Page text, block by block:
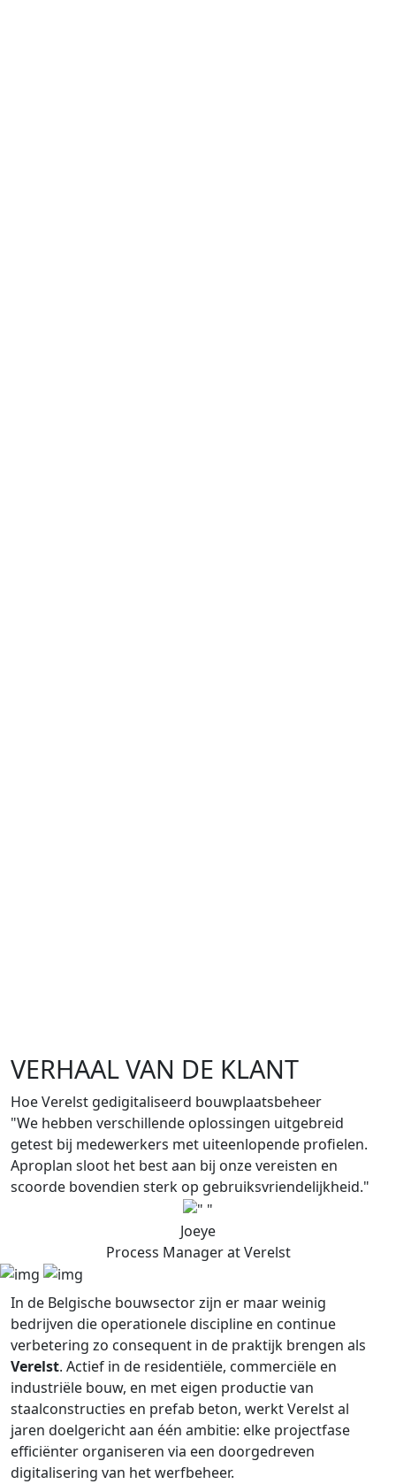
VERHAAL VAN DE KLANT
Hoe Verelst gedigitaliseerd bouwplaatsbeheer
"We hebben verschillende oplossingen uitgebreid
getest bij medewerkers met uiteenlopende profielen.
Aproplan sloot het best aan bij onze vereisten en
scoorde bovendien sterk op gebruiksvriendelijkheid."
Joeye
Process Manager at Verelst
In de Belgische bouwsector zijn er maar weinig
bedrijven die operationele discipline en continue
verbetering zo consequent in de praktijk brengen als
Verelst. Actief in de residentiële, commerciële en
industriële bouw, en met eigen productie van
staalconstructies en prefab beton, werkt Verelst al
jaren doelgericht aan één ambitie: elke projectfase
efficiënter organiseren via een doorgedreven
digitalisering van het werfbeheer.